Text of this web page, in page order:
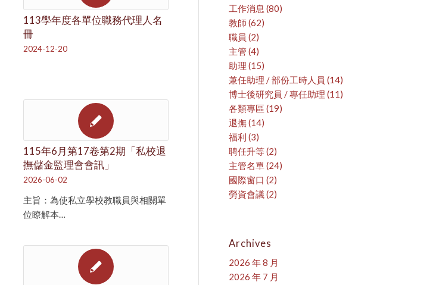
113學年度各單位職務代理人名
冊
2024-12-20
115年6月第17卷第2期「私校退
撫儲金監理會會訊」
2026-06-02
主旨：為使私立學校教職員與相關單
位瞭解本…
工作消息 (80)
教師 (62)
職員 (2)
主管 (4)
助理 (15)
兼任助理 / 部份工時人員 (14)
博士後研究員 / 專任助理 (11)
各類專區 (19)
退撫(14)
福利 (3)
聘任升等(2)
主管名單(24)
國際窗口 (2)
勞資會議 (2)
Archives
2026 年 8 月
2026 年 7 月